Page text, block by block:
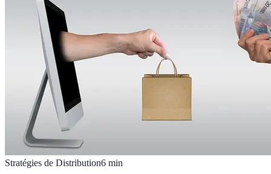
Stratégies de Distribution6 min